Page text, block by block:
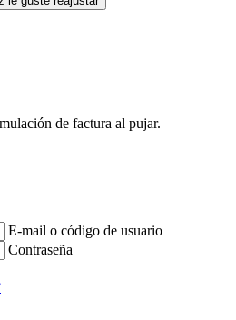
de factura al pujar.
E-mail o código de usuario
Contraseña